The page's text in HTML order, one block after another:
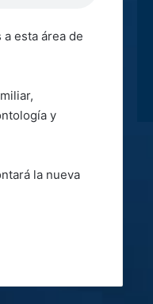
esta área de
y
la nueva